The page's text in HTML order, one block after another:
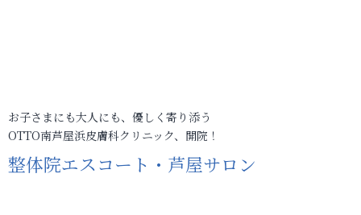
お子さまにも大人にも、優しく寄り添う
OTTO南芦屋浜皮膚科クリニック、開院！
整体院エスコート・芦屋サロン